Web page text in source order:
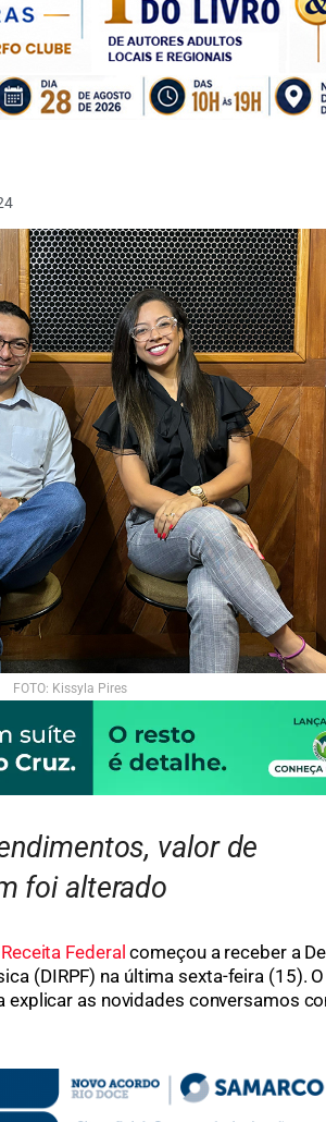
FOTO: Kissyla Pires
valor de
foi alterado
Receita Federalcomeçou a receber a
(DIRPF) na última sexta-feira (15).
explicar as novidades conversamos